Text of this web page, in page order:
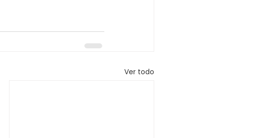
Ver todo